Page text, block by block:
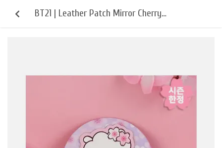
BT21 | Leather Patch Mirror Cherry